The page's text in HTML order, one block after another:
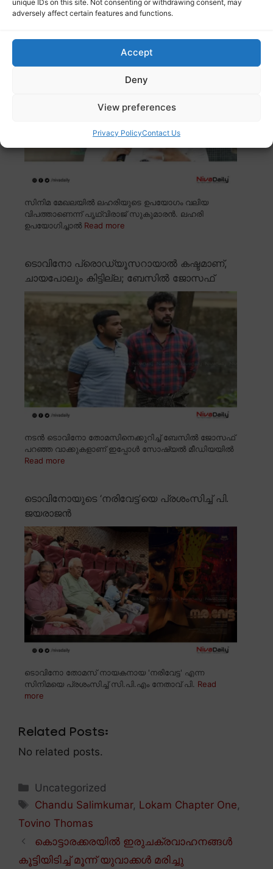
unique IDs on this site. Not consenting or withdrawing consent, may
adversely affect certain features and functions.
Accept
Deny
View preferences
Privacy PolicyContact Us
സിനിമയിൽ ലഹരി ഉപയോഗം വിപത്ത്:
ടൊവിനോ
സിനിമ മേഖലയിൽ ലഹരിയുടെ ഉപയോഗം വലിയ
വിപത്താണെന്ന് പൃഥ്വിരാജ് സുകുമാരൻ. ലഹരി
ഉപയോഗിച്ചാൽ Read more
ടൊവിനോ പ്രൊഡ്യൂസറായാൽ കഷ്ടമാണ്,
ചായപോലും കിട്ടില്ല; ബേസിൽ ജോസഫ്
നടൻ ടൊവിനോ തോമസിനെക്കുറിച്ച് ബേസിൽ ജോസഫ്
പറഞ്ഞ വാക്കുകളാണ് ഇപ്പോൾ സോഷ്യൽ മീഡിയയിൽ
Read more
ടൊവിനോയുടെ ‘നരിവേട്ട’യെ പ്രശംസിച്ച് പി.
ജയരാജൻ
ടൊവിനോ തോമസ് നായകനായ 'നരിവേട്ട' എന്ന
സിനിമയെ പ്രശംസിച്ച് സി.പി.എം നേതാവ് പി. Read
more
Related Posts:
No related posts.
Categories
Uncategorized
Tags
Chandu Salimkumar, Lokam Chapter One,
Tovino Thomas
കൊട്ടാരക്കരയിൽ ഇരുചക്രവാഹനങ്ങൾ
കൂട്ടിയിടിച്ച് മൂന്ന് യുവാക്കൾ മരിച്ചു